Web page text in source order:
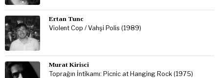
Ertan Tunc
Violent Cop / Vahşi Polis (1989)
Murat Kirisci
Toprağın İntikamı: Picnic at Hanging Rock (1975)